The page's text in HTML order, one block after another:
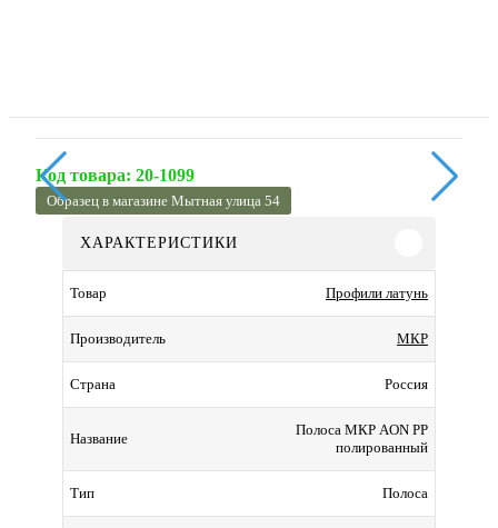
Код товара: 20-1099
Образец в магазине Мытная улица 54
ХАРАКТЕРИСТИКИ
Товар Профили латунь
Производитель МКР
Страна Россия
Название
Полоса МКР AON PP
полированный
Тип Полоса